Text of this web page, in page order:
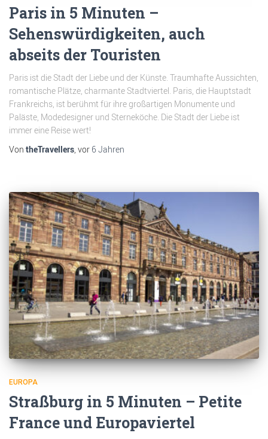
Paris in 5 Minuten –
Sehenswürdigkeiten, auch
abseits der Touristen
Paris ist die Stadt der Liebe und der Künste. Traumhafte Aussichten,
romantische Plätze, charmante Stadtviertel. Paris, die Hauptstadt
Frankreichs, ist berühmt für ihre großartigen Monumente und
Paläste, Modedesigner und Sterneköche. Die Stadt der Liebe ist
immer eine Reise wert!
Von theTravellers, vor 6 Jahren
EUROPA
Straßburg in 5 Minuten – Petite
France und Europaviertel